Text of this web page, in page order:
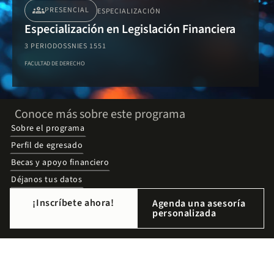
groupsPRESENCIAL ESPECIALIZACIÓN
Especialización en Legislación Financiera
3 PERIODOSSNIES 1551
FACULTAD DE DERECHO
Conoce más sobre este programa
Sobre el programa
Perfil de egresado
Becas y apoyo financiero
Déjanos tus datos
¡Inscríbete ahora! Agenda una asesoría
personalizada